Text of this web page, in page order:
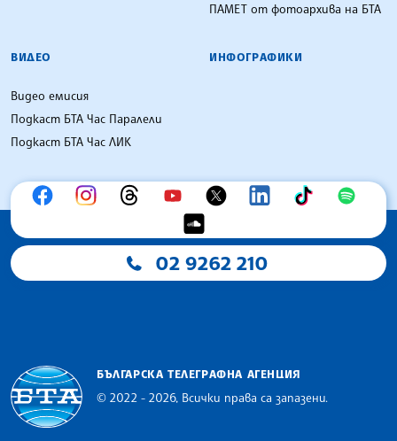
ПАМЕТ от фотоархива на БТА
ВИДЕО
Видео емисия
Подкаст БТА Час Паралели
Подкаст БТА Час ЛИК
ИНФОГРАФИКИ
02 9262 210
БЪЛГАРСКА ТЕЛЕГРАФНА АГЕНЦИЯ
© 2022 - 2026, Всички права са запазени.